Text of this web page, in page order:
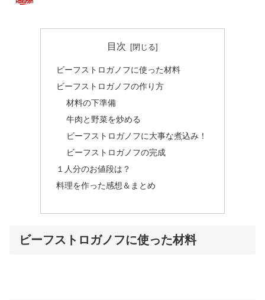
目次
ビーフストロガノフに使った材料
ビーフストロガノフの作り方
材料の下準備
牛肉と野菜を炒める
ビーフストロガノフに大事な煮込み！
ビーフストロガノフの完成
１人分のお値段は？
料理を作った感想＆まとめ
ビーフストロガノフに使った材料